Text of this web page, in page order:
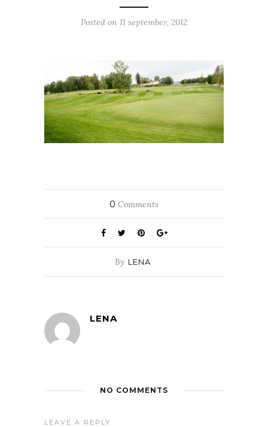
Posted on 11 september, 2012
0 Comments
By LENA
LENA
NO COMMENTS
LEAVE A REPLY